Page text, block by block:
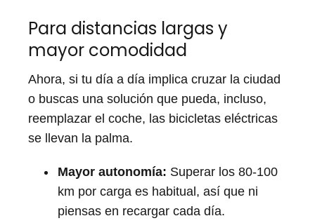
Para distancias largas y
mayor comodidad
Ahora, si tu día a día implica cruzar la ciudad
o buscas una solución que pueda, incluso,
reemplazar el coche, las bicicletas eléctricas
se llevan la palma.
Mayor autonomía: Superar los 80-100
km por carga es habitual, así que ni
piensas en recargar cada día.